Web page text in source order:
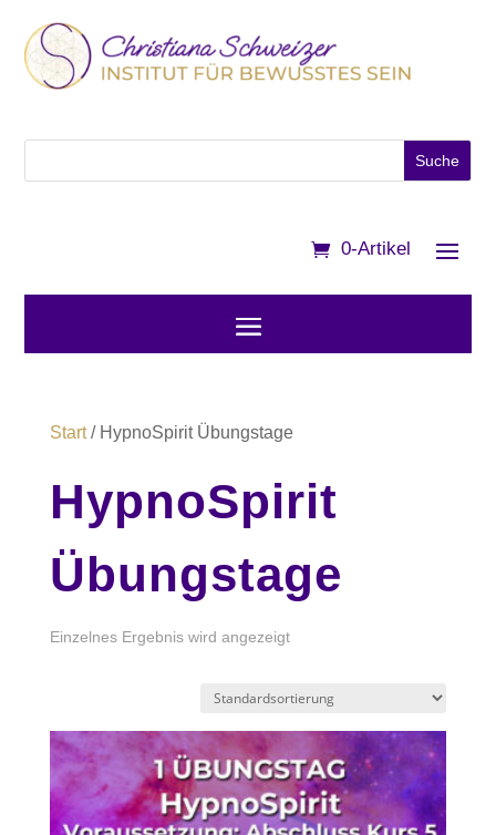
0-Artikel
Start/ HypnoSpirit Übungstage
HypnoSpirit
Übungstage
Einzelnes Ergebnis wird angezeigt